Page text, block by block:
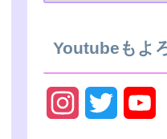
Youtubeもよ